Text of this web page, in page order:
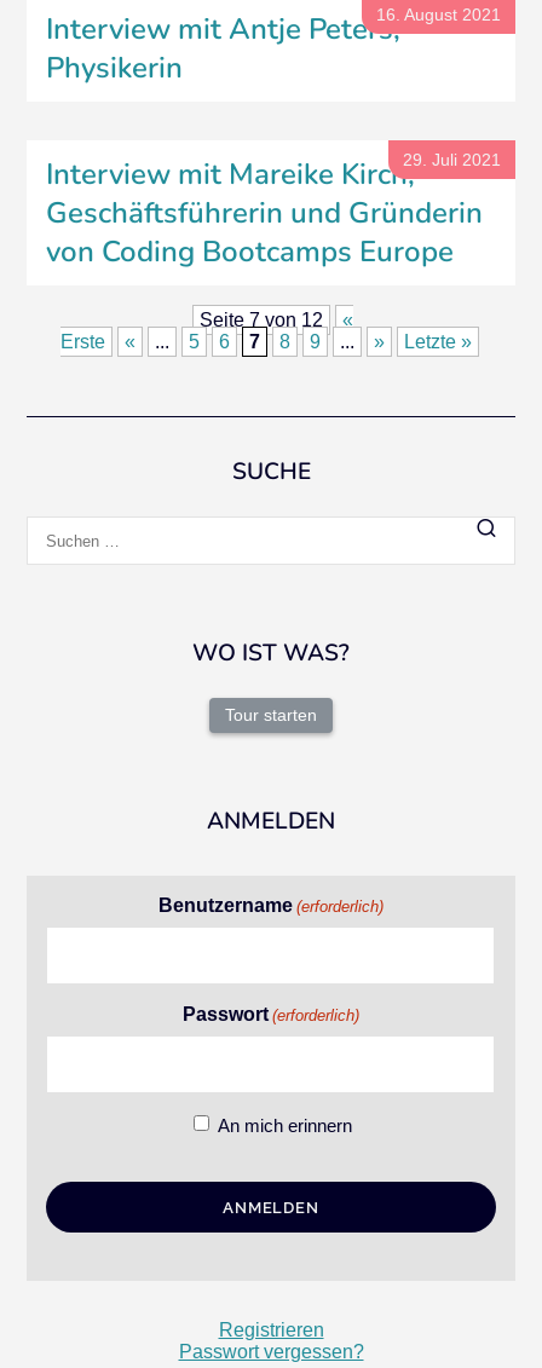
16. August 2021
Interview mit Antje Peters,
Physikerin
29. Juli 2021
Interview mit Mareike Kirch,
Geschäftsführerin und Gründerin
von Coding Bootcamps Europe
Seite 7 von 12
«
Erste
« ... 5 6 7 8 9 ... » Letzte »
SUCHE
nach:
WO IST WAS?
Tour starten
ANMELDEN
Benutzername (erforderlich)
Passwort (erforderlich)
An mich erinnern
Registrieren
Passwort vergessen?